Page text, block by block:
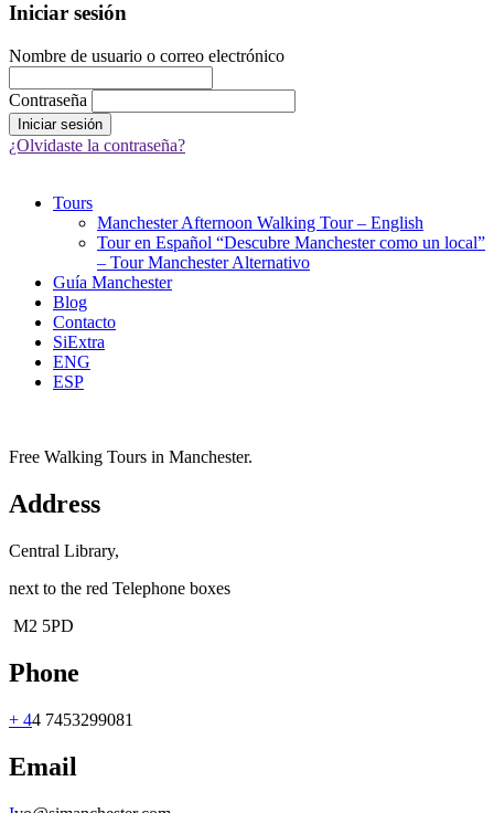
Iniciar sesión
Nombre de usuario o correo electrónico
Contraseña
¿Olvidaste la contraseña?
Tours
Manchester Afternoon Walking Tour – English
Tour en Español “Descubre Manchester como un local”
– Tour Manchester Alternativo
Guía Manchester
Blog
Contacto
SiExtra
ENG
ESP
Free Walking Tours in Manchester.
Address
Central Library,
next to the red Telephone boxes
M2 5PD
Phone
+ 44 7453299081
Email